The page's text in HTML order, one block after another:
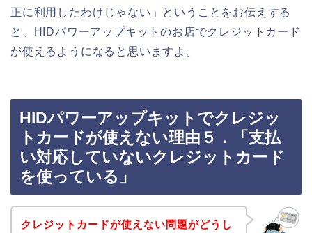
正に利用したわけじゃない」ということをお伝えする
と、HIDパワーアップキットのお店でクレジットカード
が使えるようになると思いますよ。
HIDパワーアップキットでクレジッ
トカードが使えない理由５．「支払
い対応していないクレジットカード
を使っている」
クレジットカードが使えない問題がどうし